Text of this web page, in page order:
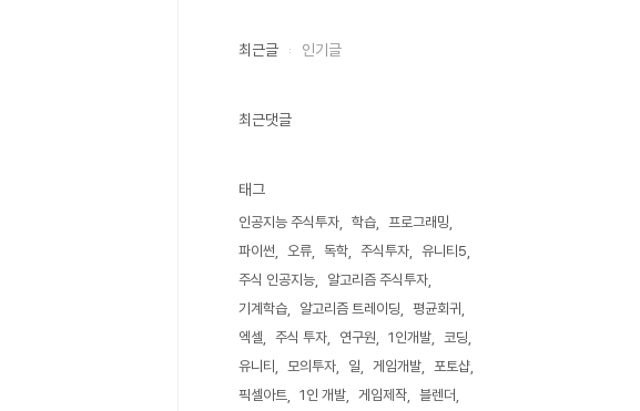
최근글 인기글
최근댓글
태그
인공지능 주식투자 학습
프로그래밍
파이썬
오류 독학 주식투자
유니티5
주식 인공지능
알고리즘 주식투자
기계학습
알고리즘 트레이딩
평균회귀
엑셀
주식 투자 연구원 1인개발
코딩
유니티
모의투자 일 게임개발
포토샵
픽셀아트
1인 개발 게임제작 블렌더